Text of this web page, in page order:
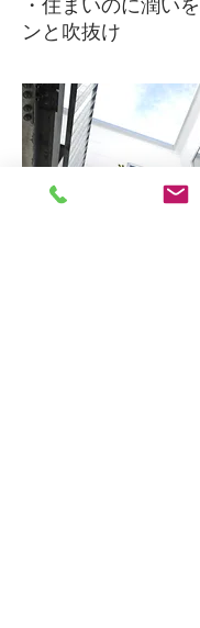
・住まいのに潤い
ンと吹抜け